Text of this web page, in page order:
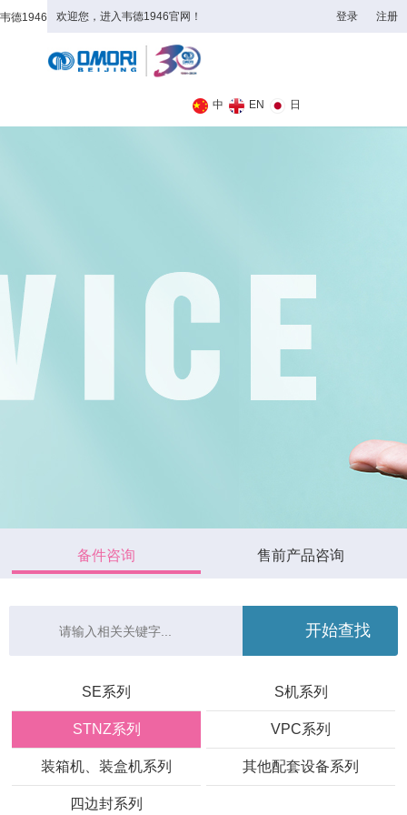
韦德1946 欢迎您，进入韦德1946官网！ 登录 注册
中 EN 日
备件咨询 售前产品咨询
SE系列 S机系列
STNZ系列 VPC系列
装箱机、装盒机系列 其他配套设备系列
四边封系列